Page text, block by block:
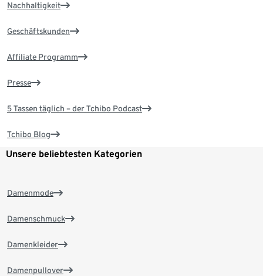
Nachhaltigkeit
Geschäftskunden
Affiliate Programm
Presse
5 Tassen täglich – der Tchibo Podcast
Tchibo Blog
Unsere beliebtesten Kategorien
Damenmode
Damenschmuck
Damenkleider
Damenpullover